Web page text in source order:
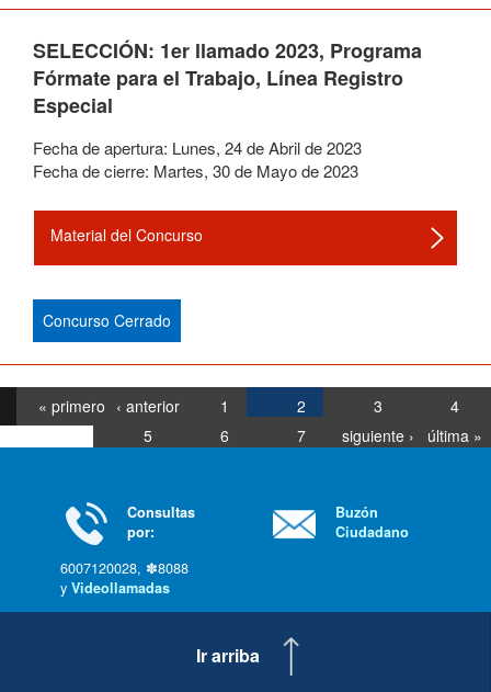
SELECCIÓN: 1er llamado 2023, Programa
Fórmate para el Trabajo, Línea Registro
Especial
Fecha de apertura: Lunes, 24deAbrilde2023
Fecha de cierre: Martes, 30de Mayode2023
Material del Concurso
Concurso Cerrado
« primero ‹ anterior 1 2 3
4
5
6 7 siguiente › última »
Consultas
por:
6007120028, ✽8088
y Videollamadas
Buzón
Ciudadano
Ir arriba